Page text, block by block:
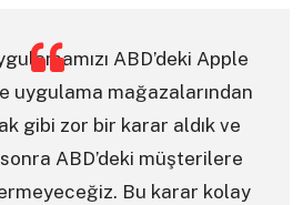
ABD’deki Apple
uygulama mağazalarından
gibi zor bir karar aldık ve
ABD’deki müşterilere
Bu karar kolay